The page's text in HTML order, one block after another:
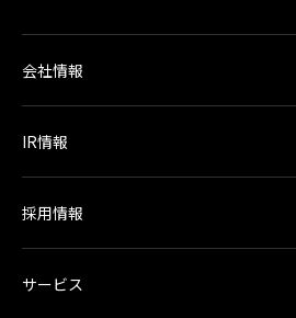
会社情報
IR情報
採用情報
サービス